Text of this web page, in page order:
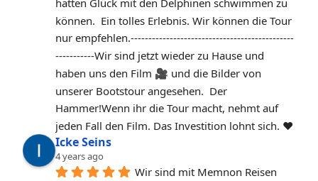
können.  Ein tolles Erlebnis. Wir können die Tour
nur empfehlen.‐----‐----------------------------------------
-----------Wir sind jetzt wieder zu Hause und
haben uns den Film 🎥 und die Bilder von
unserer Bootstour angesehen.  Der
Hammer!Wenn ihr die Tour macht, nehmt auf
jeden Fall den Film. Das Investition lohnt sich. ❤️
Icke Seins
4 years ago
Wir sind mit Memnon Reisen